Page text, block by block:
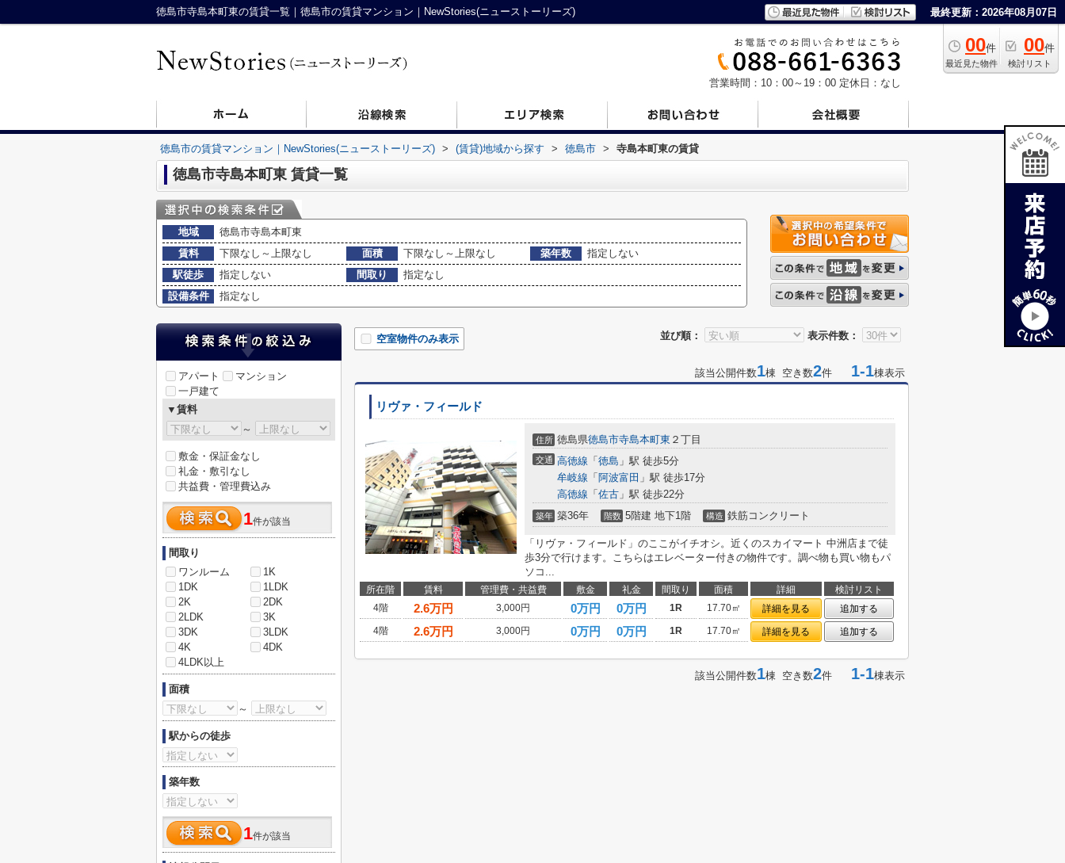
徳島市寺島本町東の賃貸一覧｜徳島市の賃貸マンション｜NewStories(ニューストーリーズ) 最終更新：2026年08月07日
00件
最近見た物件
00件
検討リスト
営業時間：10：00～19：00 定休日：なし
徳島市の賃貸マンション｜NewStories(ニューストーリーズ) > (賃貸)地域から探す > 徳島市 > 寺島本町東の賃貸
徳島市寺島本町東 賃貸一覧
地域
徳島市寺島本町東
賃料
下限なし～上限なし 面積 下限なし～上限なし 築年数
指定しない
駅徒歩
指定しない 間取り
指定なし
設備条件
指定なし
並び順： 表示件数：
空室物件のみ表示
該当公開件数1棟 空き数2件 1-1棟表示
リヴァ・フィールド
住所 徳島県徳島市寺島本町東 ２丁目
交通 高徳線 「 徳島 」駅 徒歩5分
牟岐線 「 阿波富田 」駅 徒歩17分
高徳線 「 佐古 」駅 徒歩22分
築年 築36年 階数 5階建 地下1階 構造 鉄筋コンクリート
「リヴァ・フィールド」のここがイチオシ。近くのスカイマート 中洲店まで徒
歩3分で行けます。こちらはエレベーター付きの物件です。調べ物も買い物もパ
ソコ...
所在階 賃料 管理費・共益費 敷金 礼金 間取り 面積 詳細
検討リスト
4階
2.6万円 3,000円 0万円 0万円 1R 17.70㎡ 詳細を見る
追加する
4階
2.6万円 3,000円 0万円 0万円 1R 17.70㎡ 詳細を見る 追加する
該当公開件数1棟 空き数2件 1-1棟表示
アパート
マンション
一戸建て
▼賃料
～
敷金・保証金なし
礼金・敷引なし
共益費・管理費込み
1件が該当
間取り
ワンルーム
1K
1DK
1LDK
2K
2DK
2LDK
3K
3DK
3LDK
4K
4DK
4LDK以上
面積
～
駅からの徒歩
築年数
1件が該当